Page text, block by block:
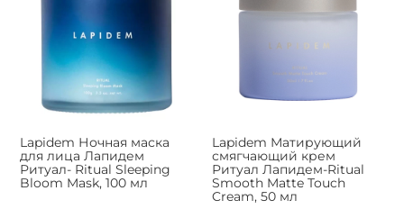
Lapidem Ночная маска
для лица Лапидем
Ритуал- Ritual Sleeping
Bloom Mask, 100 мл
Lapidem Матирующий
смягчающий крем
Ритуал Лапидем-Ritual
Smooth Matte Touch
Cream, 50 мл